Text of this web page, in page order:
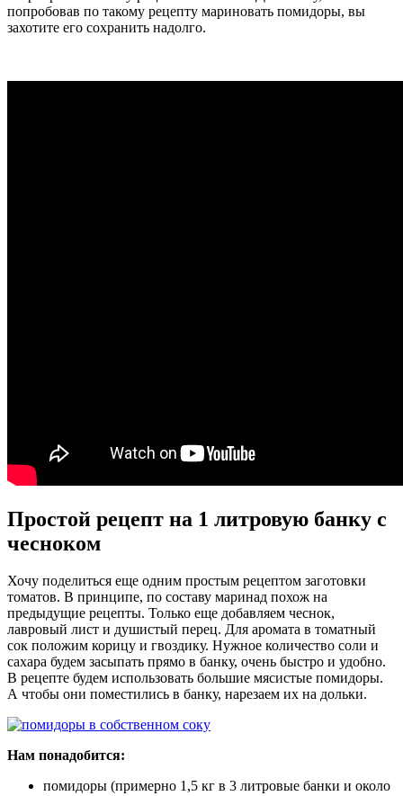
попробовав по такому рецепту мариновать помидоры, вы
захотите его сохранить надолго.
Простой рецепт на 1 литровую банку с
чесноком
Хочу поделиться еще одним простым рецептом заготовки
томатов. В принципе, по составу маринад похож на
предыдущие рецепты. Только еще добавляем чеснок,
лавровый лист и душистый перец. Для аромата в томатный
сок положим корицу и гвоздику. Нужное количество соли и
сахара будем засыпать прямо в банку, очень быстро и удобно.
В рецепте будем использовать большие мясистые помидоры.
А чтобы они поместились в банку, нарезаем их на дольки.
Нам понадобится:
помидоры (примерно 1,5 кг в 3 литровые банки и около